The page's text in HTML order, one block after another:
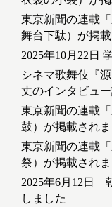
東京新聞の連載
舞台下駄）が掲
2025年10月22日
シネマ歌舞伎『
丈のインタビュ
東京新聞の連載
鼓）が掲載され
東京新聞の連載
祭）が掲載され
2025年6月12日
しました